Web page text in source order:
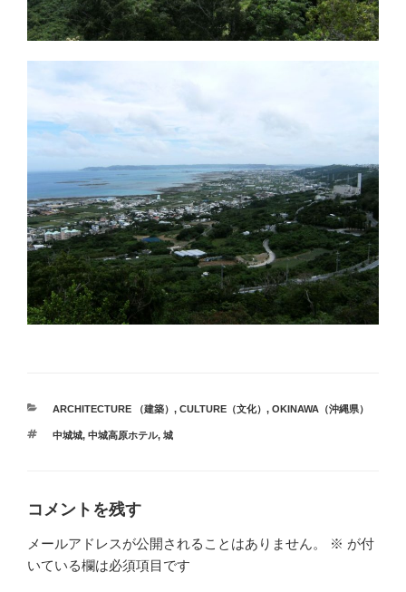
カ
ゴ
ARCHITECTURE （建築） , CULTURE（文化） , OKINAWA（沖縄県）
タ
中城城, 中城高原ホテル, 城
コメントを残す
メールアドレスが公開されることはありません。 ※ が付
いている欄は必須項目です